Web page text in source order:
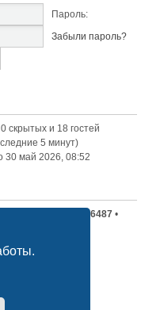
Пароль:
Забыли пароль?
скрытых и 18 гостей
5 минут)
30 май 2026, 08:52
пользователей:6487 •